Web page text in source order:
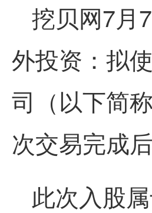
挖贝网7月
外投资：拟
司（以下简
次交易完成
此次入股